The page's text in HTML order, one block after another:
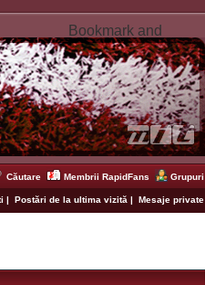
Căutare Membrii RapidFans Grupuri
| Postări de la ultima vizită | Mesaje private